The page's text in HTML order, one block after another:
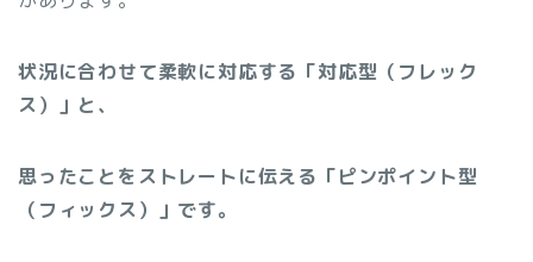
状況に合わせて柔軟に対応する「対応型（フレック
ス）」と、
思ったことをストレートに伝える「ピンポイント型
（フィックス）」です。